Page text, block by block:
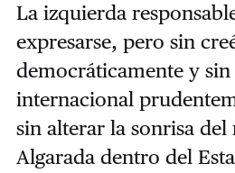
La izquierda
expresarse, pero sin
democráticamente y
internacional
sin alterar la sonrisa del
Algarada dentro del